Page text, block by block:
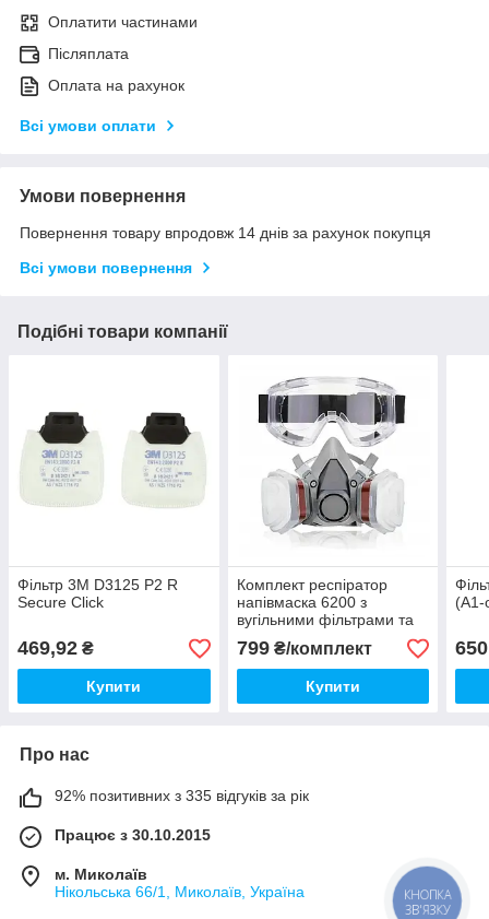
Оплатити частинами
Післяплата
Оплата на рахунок
Всі умови оплати
Умови повернення
Повернення товару впродовж 14 днів за рахунок покупця
Всі умови повернення
Подібні товари компанії
Фільтр 3М D3125 P2 R
Secure Click
469,92 ₴
Купити
Комплект респіратор
напівмаска 6200 з
вугільними фільтрами та
(Аналог 3М)
799₴/комплект
Купити
(А1-
650
Про нас
92% позитивних з 335 відгуків за рік
Працює з 30.10.2015
м. Миколаїв
Нікольська 66/1, Миколаїв, Україна
КНОПКА
ЗВ'ЯЗКУ